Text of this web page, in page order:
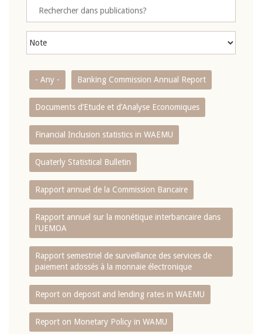
- Any - Banking Commission Annual Report
Documents d’Etude et d’Analyse Economiques
Financial Inclusion statistics in WAEMU
Quaterly Statistical Bulletin
Rapport annuel de la Commission Bancaire
Rapport annuel sur la monétique interbancaire dans
l'UEMOA
Rapport semestriel de surveillance des services de
paiement adossés à la monnaie électronique
Report on deposit and lending rates in WAEMU
Report on Monetary Policy in WAMU